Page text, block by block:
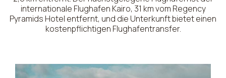
internationale Flughafen Kairo, 31 km vom Regency
Pyramids Hotel entfernt, und die Unterkunft bietet einen
kostenpflichtigen Flughafentransfer.